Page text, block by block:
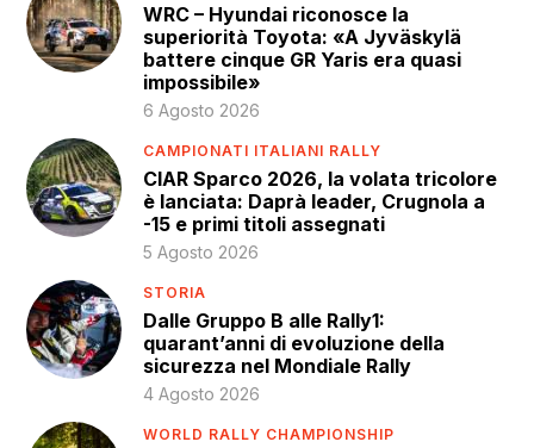
WRC – Hyundai riconosce la
superiorità Toyota: «A Jyväskylä
battere cinque GR Yaris era quasi
impossibile»
6 Agosto 2026
CAMPIONATI ITALIANI RALLY
CIAR Sparco 2026, la volata tricolore
è lanciata: Daprà leader, Crugnola a
-15 e primi titoli assegnati
5 Agosto 2026
STORIA
Dalle Gruppo B alle Rally1:
quarant’anni di evoluzione della
sicurezza nel Mondiale Rally
4 Agosto 2026
WORLD RALLY CHAMPIONSHIP